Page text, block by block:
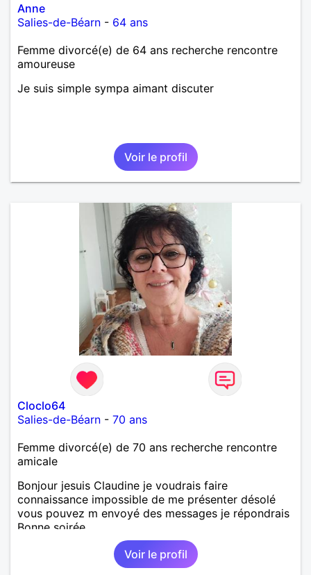
Anne
Salies-de-Béarn - 64 ans
Femme divorcé(e) de 64 ans recherche rencontre
amoureuse
Je suis simple sympa aimant discuter
Voir le profil
Cloclo64
Salies-de-Béarn - 70 ans
Femme divorcé(e) de 70 ans recherche rencontre
amicale
Bonjour jesuis Claudine je voudrais faire
connaissance impossible de me présenter désolé
vous pouvez m envoyé des messages je répondrais
Bonne soirée
Voir le profil